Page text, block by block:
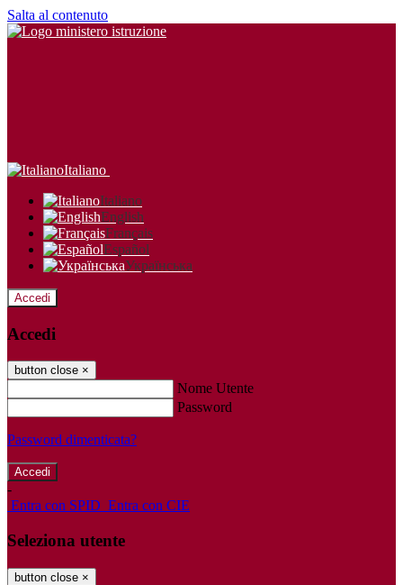
Salta al contenuto
Italiano
Italiano
English
Français
Español
Українська
Accedi
Accedi
button close ×
Nome Utente
Password
Password dimenticata?
-
Entra con SPID Entra con CIE
Seleziona utente
button close ×